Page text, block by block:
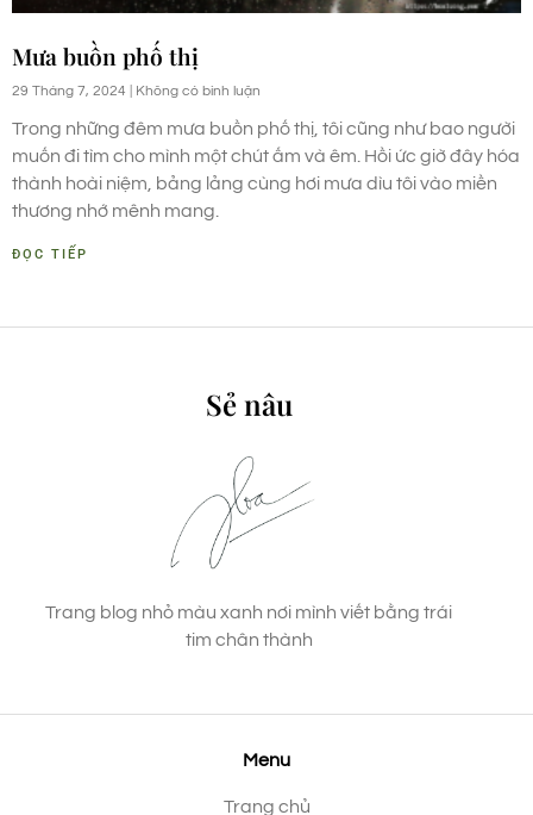
Mưa buồn phố thị
29 Tháng 7, 2024 Không có bình luận
Trong những đêm mưa buồn phố thị, tôi cũng như bao người
muốn đi tìm cho mình một chút ấm và êm. Hồi ức giờ đây hóa
thành hoài niệm, bảng lảng cùng hơi mưa dìu tôi vào miền
thương nhớ mênh mang.
ĐỌC TIẾP
Sẻ nâu
Trang blog nhỏ màu xanh nơi mình viết bằng trái
tim chân thành
Menu
Trang chủ